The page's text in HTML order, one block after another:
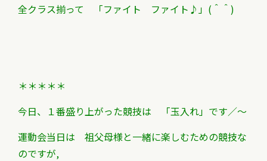
全クラス揃って 「ファイト ファイト♪」(＾＾)
＊＊＊＊＊
今日、１番盛り上がった競技は 「玉入れ」です／～
運動会当日は 祖父母様と一緒に楽しむための競技な
のですが,